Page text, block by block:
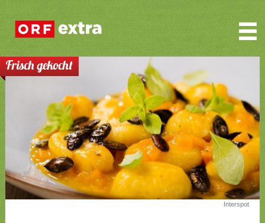
Interspot
Frisch gekocht